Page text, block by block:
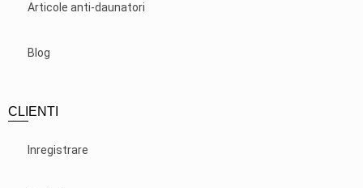
Articole anti-daunatori
Blog
CLIENTI
Inregistrare